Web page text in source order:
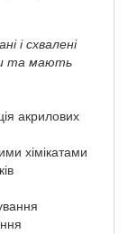
і схвалені
та мають
акрилових
хімікатами